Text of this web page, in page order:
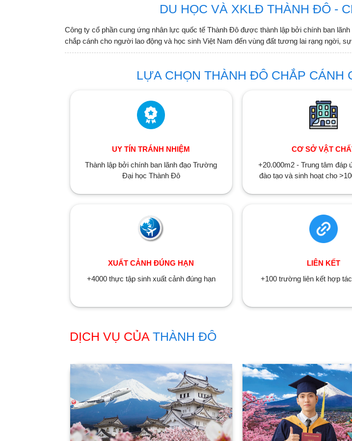
DU HỌC VÀ XKLĐ THÀNH ĐÔ -
Công ty cổ phần cung ứng nhân lực quốc tế Thành Đô được thành lập bởi chính ban
chắp cánh cho người lao động và học sinh Việt Nam đến vùng đất tương lai rạng ngời,
LỰA CHỌN THÀNH ĐÔ CHẮP CÁNH
UY TÍN TRÁNH NHIỆM
Thành lập bởi chính ban lãnh đạo Trường
Đại học Thành Đô
CƠ SỞ VẬT
+20.000m2 - Trung tâm đáp
đào tạo và sinh hoạt cho
XUẤT CẢNH ĐÚNG HẠN
+4000 thực tập sinh xuất cảnh đúng hạn
LIÊN KẾT
+100 trường liên kết hợp
DỊCH VỤ CỦA THÀNH ĐÔ